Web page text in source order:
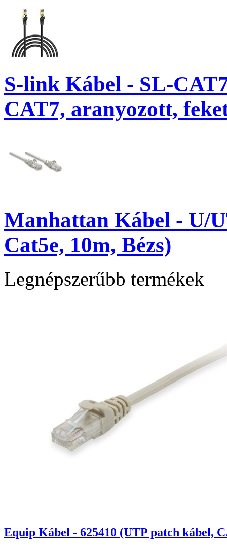
S-link Kábel - SL-
CAT7, aranyozott,
Manhattan Kábel - U/
Cat5e, 10m, Bézs)
Legnépszerűbb termékek
Equip Kábel - 625410 (UTP patch kábel,